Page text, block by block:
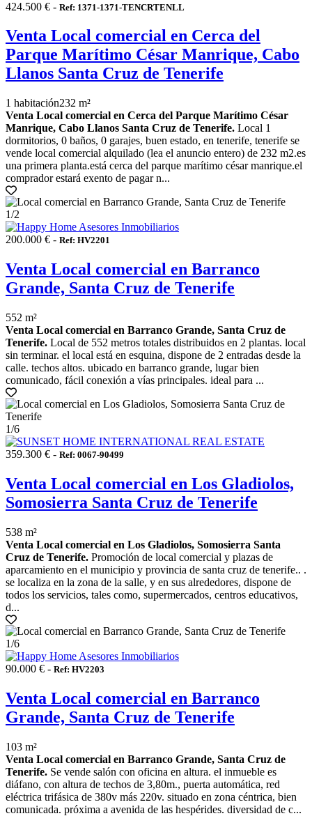
424.500 € - Ref: 1371-1371-TENCRTENLL
Venta Local comercial en Cerca del
Parque Marítimo César Manrique, Cabo
Llanos Santa Cruz de Tenerife
1 habitación232 m²
Venta Local comercial en Cerca del Parque Marítimo César
Manrique, Cabo Llanos Santa Cruz de Tenerife. Local 1
dormitorios, 0 baños, 0 garajes, buen estado, en tenerife, tenerife se
vende local comercial alquilado (lea el anuncio entero) de 232 m2.es
una primera planta.está cerca del parque marítimo césar manrique.el
comprador estará exento de pagar n...
1/2
200.000 € - Ref: HV2201
Venta Local comercial en Barranco
Grande, Santa Cruz de Tenerife
552 m²
Venta Local comercial en Barranco Grande, Santa Cruz de
Tenerife. Local de 552 metros totales distribuidos en 2 plantas. local
sin terminar. el local está en esquina, dispone de 2 entradas desde la
calle. techos altos. ubicado en barranco grande, lugar bien
comunicado, fácil conexión a vías principales. ideal para ...
1/6
359.300 € - Ref: 0067-90499
Venta Local comercial en Los Gladiolos,
Somosierra Santa Cruz de Tenerife
538 m²
Venta Local comercial en Los Gladiolos, Somosierra Santa
Cruz de Tenerife. Promoción de local comercial y plazas de
aparcamiento en el municipio y provincia de santa cruz de tenerife.. .
se localiza en la zona de la salle, y en sus alrededores, dispone de
todos los servicios, tales como, supermercados, centros educativos,
d...
1/6
90.000 € - Ref: HV2203
Venta Local comercial en Barranco
Grande, Santa Cruz de Tenerife
103 m²
Venta Local comercial en Barranco Grande, Santa Cruz de
Tenerife. Se vende salón con oficina en altura. el inmueble es
diáfano, con altura de techos de 3,80m., puerta automática, red
eléctrica trifásica de 380v más 220v. situado en zona céntrica, bien
comunicada. próxima a avenida de las hespérides. diversidad de c...